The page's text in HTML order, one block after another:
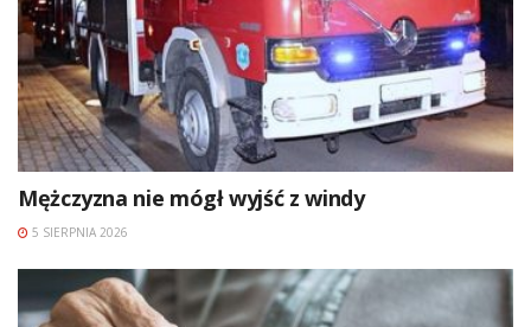
Mężczyzna nie mógł wyjść z windy
5 SIERPNIA 2026